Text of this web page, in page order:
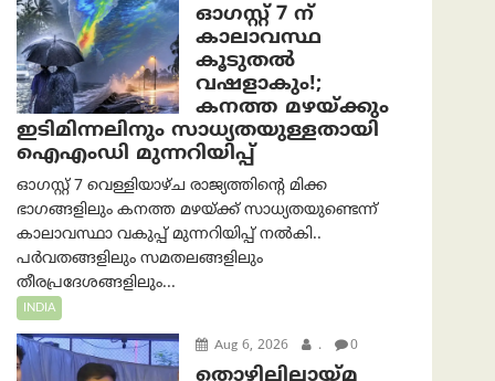
ഓഗസ്റ്റ് 7 ന്
കാലാവസ്ഥ
കൂടുതൽ
വഷളാകും!;
കനത്ത മഴയ്ക്കും
ഇടിമിന്നലിനും സാധ്യതയുള്ളതായി
ഐഎംഡി മുന്നറിയിപ്പ്
ഓഗസ്റ്റ് 7 വെള്ളിയാഴ്ച രാജ്യത്തിന്റെ മിക്ക
ഭാഗങ്ങളിലും കനത്ത മഴയ്ക്ക് സാധ്യതയുണ്ടെന്ന്
കാലാവസ്ഥാ വകുപ്പ് മുന്നറിയിപ്പ് നൽകി..
പർവതങ്ങളിലും സമതലങ്ങളിലും
തീരപ്രദേശങ്ങളിലും...
INDIA
Aug 6, 2026 . 0